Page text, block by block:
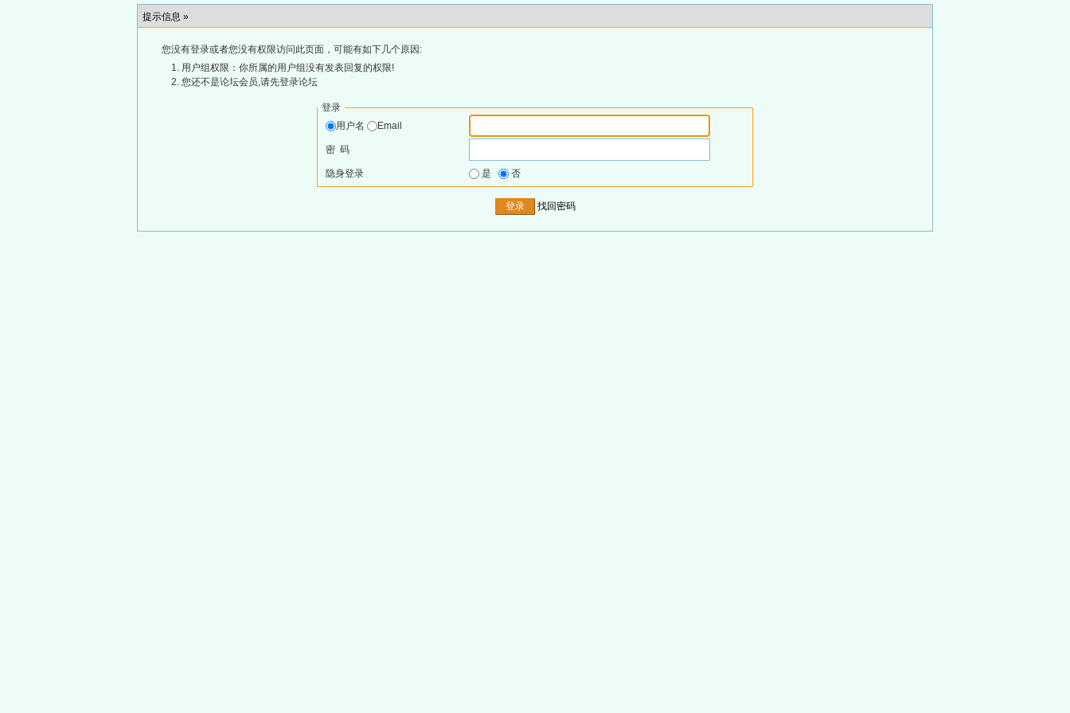
提示信息 »
您没有登录或者您没有权限访问此页面，可能有如下几个原因:
用户组权限：你所属的用户组没有发表回复的权限!
您还不是论坛会员,请先登录论坛
登录
用户名
Email
密 码
隐身登录 是 否
找回密码